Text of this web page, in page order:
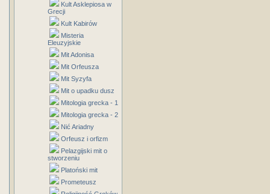
Kult Asklepiosa w
Grecji
Kult Kabirów
Misteria
Eleuzyjskie
Mit Adonisa
Mit Orfeusza
Mit Syzyfa
Mit o upadku dusz
Mitologia grecka - 1
Mitologia grecka - 2
Nić Ariadny
Orfeusz i orfizm
Pelazgijski mit o
stworzeniu
Platoński mit
Prometeusz